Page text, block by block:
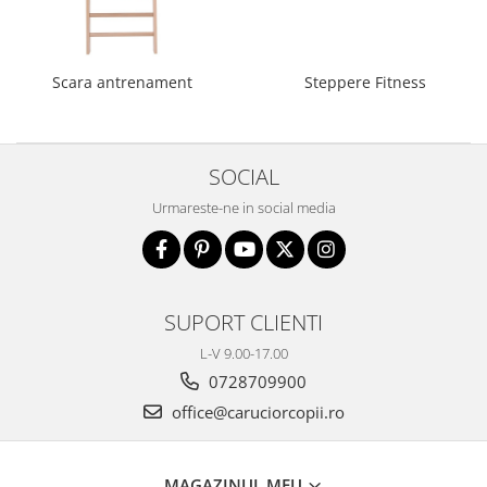
Biciclete copii cu roti 16 inch (4-9
Biciclete copii cu roti 20 inch
Biciclete cu roti 24 inch
Biciclete cu roti 27 inch
Biciclete fara pedale
Casca protectie copii
Karturi si masinute cu pedale
Scaune de biciclete copii
Trotinete copii si adulti
Scara antrenament Steppere Fitness
SOCIAL
Urmareste-ne in social media
SUPORT CLIENTI
L-V 9.00-17.00
0728709900
office@caruciorcopii.ro